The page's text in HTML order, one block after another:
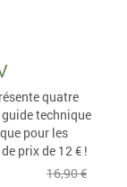
quatre
technique
pour les
prix de 12 € !
16,90 €